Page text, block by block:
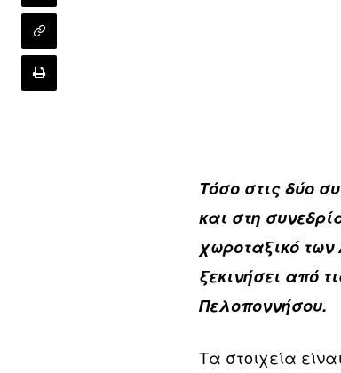
Τόσο στις δύο
και στη
χωροταξικό
ξεκινήσει από
Πελοποννήσου.
Τα στοιχεία